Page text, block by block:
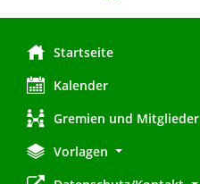
Startseite
Kalender
Gremien und Mitglieder
Vorlagen